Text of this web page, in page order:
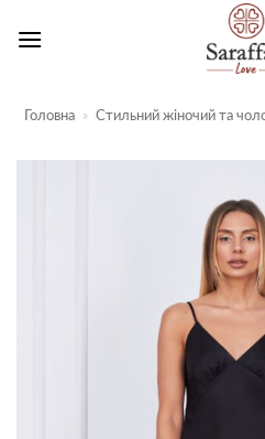
Головна » Стильний жіночий та